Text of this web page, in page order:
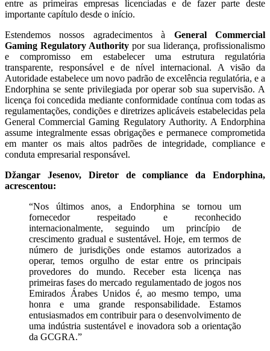
entre as primeiras empresas licenciadas e de fazer parte deste
importante capítulo desde o início.
Estendemos nossos agradecimentos à General Commercial
Gaming Regulatory Authority por sua liderança, profissionalismo
e compromisso em estabelecer uma estrutura regulatória
transparente, responsável e de nível internacional. A visão da
Autoridade estabelece um novo padrão de excelência regulatória, e a
Endorphina se sente privilegiada por operar sob sua supervisão. A
licença foi concedida mediante conformidade contínua com todas as
regulamentações, condições e diretrizes aplicáveis estabelecidas pela
General Commercial Gaming Regulatory Authority. A Endorphina
assume integralmente essas obrigações e permanece comprometida
em manter os mais altos padrões de integridade, compliance e
conduta empresarial responsável.
Džangar Jesenov, Diretor de compliance da Endorphina,
acrescentou:
“Nos últimos anos, a Endorphina se tornou um
fornecedor respeitado e reconhecido
internacionalmente, seguindo um princípio de
crescimento gradual e sustentável. Hoje, em termos de
número de jurisdições onde estamos autorizados a
operar, temos orgulho de estar entre os principais
provedores do mundo. Receber esta licença nas
primeiras fases do mercado regulamentado de jogos nos
Emirados Árabes Unidos é, ao mesmo tempo, uma
honra e uma grande responsabilidade. Estamos
entusiasmados em contribuir para o desenvolvimento de
uma indústria sustentável e inovadora sob a orientação
da GCGRA.”